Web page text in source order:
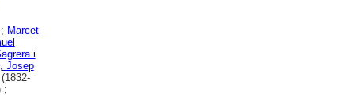
Marcet
i
Josep
(1832-
;